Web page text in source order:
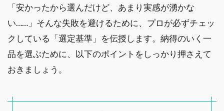
「安かったから選んだけど、あまり実感が湧かな
い……」そんな失敗を避けるために、プロが必ずチェッ
クしている「選定基準」を伝授します。納得のいく一
品を選ぶために、以下のポイントをしっかり押さえて
おきましょう。